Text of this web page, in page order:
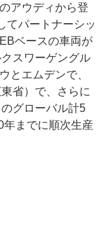
アウディから登
てパートナーシッ
ベースの車両が
スワーゲングル
とエムデンで、
省）で、さらに
グローバル計5
までに順次生産